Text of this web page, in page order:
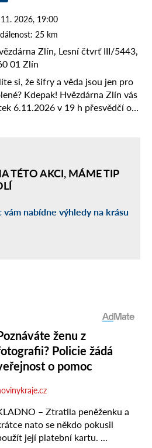
2026, 19:00
25 km
Zlín, Lesní čtvrť III/5443,
01 Zlín
si, že šifry a věda jsou jen pro
Kdepak! Hvězdárna Zlín vás
6.11.2026 v 19 h přesvědčí o
TÉTO AKCI, MÁME TIP
vám nabídne výhledy na krásu